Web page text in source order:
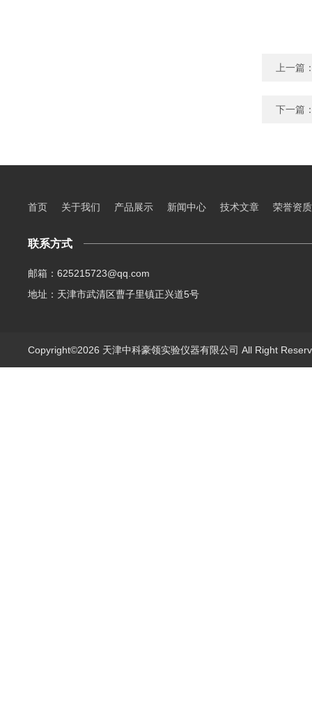
上一篇
下一篇
首页 关于我们 产品展示 新闻中心 技术文章 荣誉资质
联系方式
邮箱：625215723@qq.com
地址：天津市武清区曹子里镇正兴道5号
Copyright©2026 天津中科豪领实验仪器有限公司 All Right